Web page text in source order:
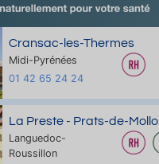
Cransac-les-Thermes
Midi-Pyrénées
01 42 65 24 24
La Preste - Prats-de-Mollo
Languedoc-
Roussillon